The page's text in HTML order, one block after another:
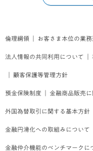
倫理綱領 お客さま本位の業
法人情報の共同利用について
顧客保護等管理方針
預金保険制度 金融商品販売
外国為替取引に関する基本方針
金融円滑化への取組みについて
金融仲介機能のベンチマークに